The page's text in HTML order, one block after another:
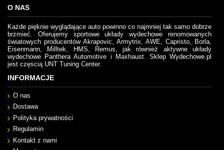
O NAS
Każde pięknie wyglądające auto powinno co najmniej tak samo dobrze
brzmieć. Oferujemy sportowe układy wydechowe renomowanych
światowych producentów Akrapovic, Armytrix, AWE, Capristo, Borla,
Eisenmann, Milltek, HMS, Remus, jak również aktywne układy
wydechowe Panthera Automotive i Maxhaust. Sklep Wydechowe.pl
jest częscią UNT Tuning Center.
INFORMACJE
O nas
Dostawa
Polityka prywatności
Regulamin
Kontakt z nami